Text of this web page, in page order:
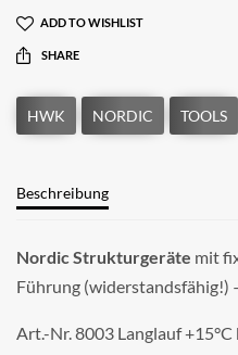
ADD TO WISHLIST
SHARE
Beschreibung
Nordic Strukturgeräte mit
Führung (widerstandsfähig!)
Art.-Nr. 8003 Langlauf +15°C